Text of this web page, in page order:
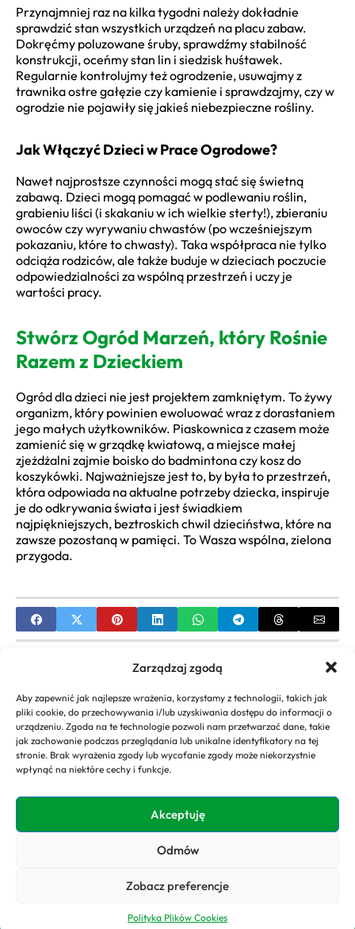
Zarządzaj zgodą
Aby zapewnić jak najlepsze wrażenia, korzystamy z technologii, takich jak
pliki cookie, do przechowywania i/lub uzyskiwania dostępu do informacji o
urządzeniu. Zgoda na te technologie pozwoli nam przetwarzać dane, takie
jak zachowanie podczas przeglądania lub unikalne identyfikatory na tej
stronie. Brak wyrażenia zgody lub wycofanie zgody może niekorzystnie
wpłynąć na niektóre cechy i funkcje.
Akceptuję
Odmów
Zobacz preferencje
Polityka Plików Cookies
Przynajmniej raz na kilka tygodni należy dokładnie
sprawdzić stan wszystkich urządzeń na placu zabaw.
Dokręćmy poluzowane śruby, sprawdźmy stabilność
konstrukcji, oceńmy stan lin i siedzisk huśtawek.
Regularnie kontrolujmy też ogrodzenie, usuwajmy z
trawnika ostre gałęzie czy kamienie i sprawdzajmy, czy w
ogrodzie nie pojawiły się jakieś niebezpieczne rośliny.
Jak Włączyć Dzieci w Prace Ogrodowe?
Nawet najprostsze czynności mogą stać się świetną
zabawą. Dzieci mogą pomagać w podlewaniu roślin,
grabieniu liści (i skakaniu w ich wielkie sterty!), zbieraniu
owoców czy wyrywaniu chwastów (po wcześniejszym
pokazaniu, które to chwasty). Taka współpraca nie tylko
odciąża rodziców, ale także buduje w dzieciach poczucie
odpowiedzialności za wspólną przestrzeń i uczy je
wartości pracy.
Stwórz Ogród Marzeń, który Rośnie
Razem z Dzieckiem
Ogród dla dzieci nie jest projektem zamkniętym. To żywy
organizm, który powinien ewoluować wraz z dorastaniem
jego małych użytkowników. Piaskownica z czasem może
zamienić się w grządkę kwiatową, a miejsce małej
zjeżdżalni zajmie boisko do badmintona czy kosz do
koszykówki. Najważniejsze jest to, by była to przestrzeń,
która odpowiada na aktualne potrzeby dziecka, inspiruje
je do odkrywania świata i jest świadkiem
najpiękniejszych, beztroskich chwil dzieciństwa, które na
zawsze pozostaną w pamięci. To Wasza wspólna, zielona
przygoda.
Bambusy ozdobne do ogrodu – poradnik uprawy i
wyboru gatunków
NEXT
Żwir ozdobny do ogrodu – Zastosowania,
Copyright 2026. All rights
Prywatności